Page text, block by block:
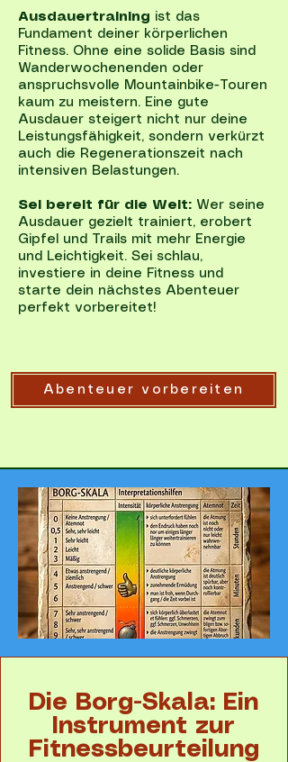
Ausdauertraining ist das
Fundament deiner körperlichen
Fitness. Ohne eine solide Basis sind
Wanderwochenenden oder
anspruchsvolle Mountainbike-Touren
kaum zu meistern. Eine gute
Ausdauer steigert nicht nur deine
Leistungsfähigkeit, sondern verkürzt
auch die Regenerationszeit nach
intensiven Belastungen.
Sei bereit für die Welt: Wer seine
Ausdauer gezielt trainiert, erobert
Gipfel und Trails mit mehr Energie
und Leichtigkeit. Sei schlau,
investiere in deine Fitness und
starte dein nächstes Abenteuer
perfekt vorbereitet!
Abenteuer vorbereiten
Die Borg-Skala: Ein
Instrument zur
Fitnessbeurteilung